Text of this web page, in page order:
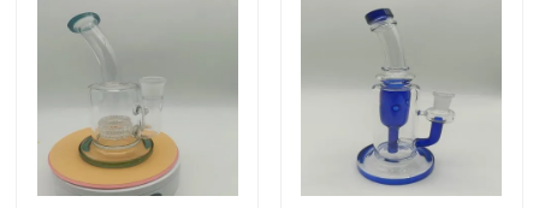
ผลิตภัณฑ์
เกี่ยวกับเรา
ทัวร์โรงงาน